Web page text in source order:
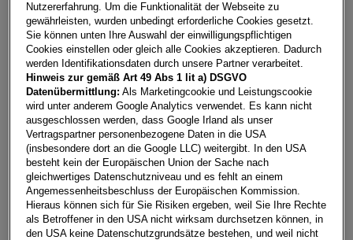
Golf Rabbit TDI
3500 Krems
Leasing Kredit
€292,47**
pro Monat
Laufzeit
60 Monate
pro Jahr
15.000 km
Eigenleistung
€5.000
Nutzererfahrung. Um die Funktionalität der Webseite zu
gewährleisten, wurden unbedingt erforderliche Cookies gesetzt.
Sie können unten Ihre Auswahl der einwilligungspflichtigen
Cookies einstellen oder gleich alle Cookies akzeptieren. Dadurch
werden Identifikationsdaten durch unsere Partner verarbeitet.
Hinweis zur gemäß Art 49 Abs 1 lit a) DSGVO
Datenübermittlung: Als Marketingcookie und Leistungscookie
wird unter anderem Google Analytics verwendet. Es kann nicht
ausgeschlossen werden, dass Google Irland als unser
Vertragspartner personenbezogene Daten in die USA
(insbesondere dort an die Google LLC) weitergibt. In den USA
besteht kein der Europäischen Union der Sache nach
gleichwertiges Datenschutzniveau und es fehlt an einem
Angemessenheitsbeschluss der Europäischen Kommission.
Hieraus können sich für Sie Risiken ergeben, weil Sie Ihre Rechte
als Betroffener in den USA nicht wirksam durchsetzen können, in
den USA keine Datenschutzgrundsätze bestehen, und weil nicht